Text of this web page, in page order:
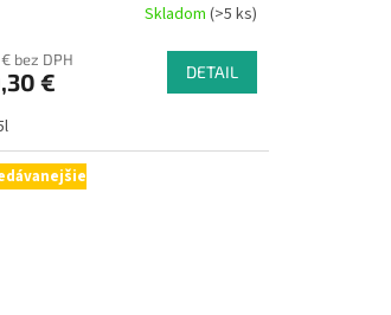
Skladom (>5 ks)
bez DPH
€ DETAIL